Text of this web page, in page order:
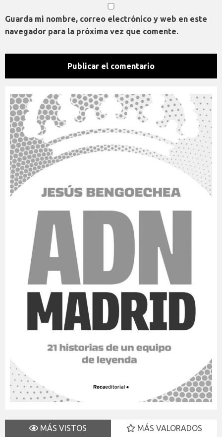
Guarda mi nombre, correo electrónico y web en este
navegador para la próxima vez que comente.
MÁS VISTOS
MÁS VALORADOS